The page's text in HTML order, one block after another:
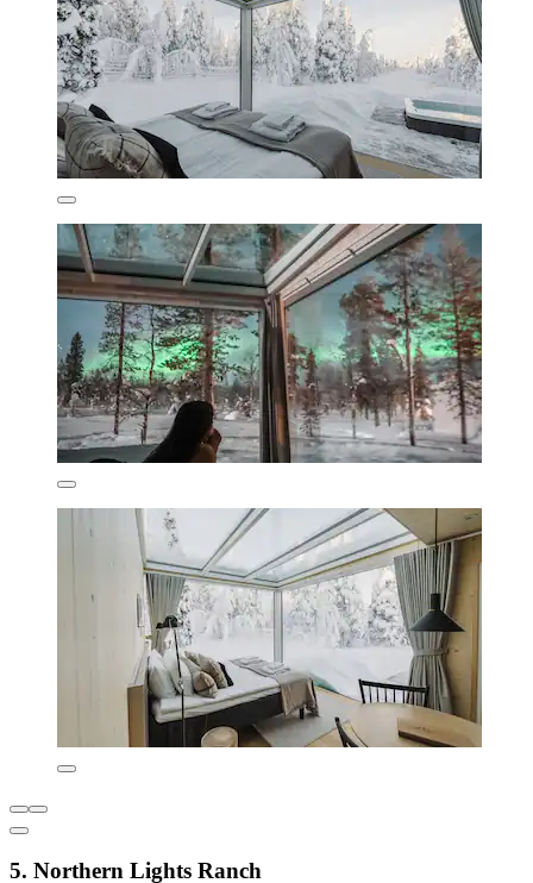
5. Northern Lights Ranch